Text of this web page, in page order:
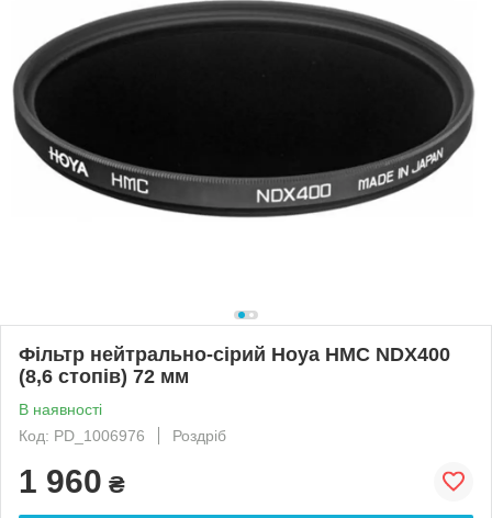
Фільтр нейтрально-сірий Hoya HMC NDX400
(8,6 стопів) 72 мм
В наявності
Код: PD_1006976
Роздріб
1 960 ₴